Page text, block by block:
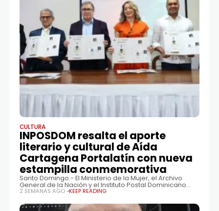
CULTURA
INPOSDOM resalta el aporte
literario y cultural de Aída
Cartagena Portalatín con nueva
estampilla conmemorativa
Santo Domingo.- El Ministerio de la Mujer, el Archivo
General de la Nación y el Instituto Postal Dominicano
(INPOSDOM) pusieron en circulación una emisión
investigadora y promotora cultural Aída Cartagena
2 SEMANAS AGO KEEP READING